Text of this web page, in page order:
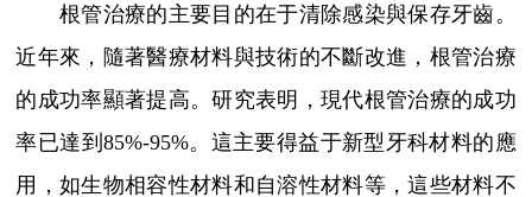
根管治療的主要目的在于清除感染與保存牙齒。
近年來，隨著醫療材料與技術的不斷改進，根管治療
的成功率顯著提高。研究表明，現代根管治療的成功
率已達到85%-95%。這主要得益于新型牙科材料的應
用，如生物相容性材料和自溶性材料等，這些材料不